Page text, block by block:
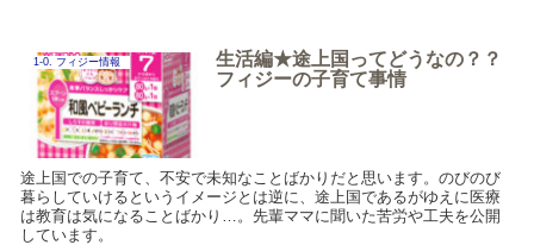
1-0. フィジー情報
生活編★途上国ってどうなの？？
フィジーの子育て事情
途上国での子育て、不安で未知なことばかりだと思います。のびのび
暮らしていけるというイメージとは逆に、途上国であるがゆえに医療
は教育は気になることばかり…。先輩ママに聞いた苦労や工夫を公開
しています。